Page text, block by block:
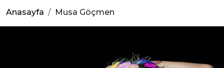
Anasayfa Musa Göçmen